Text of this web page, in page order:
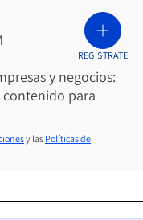
y negocios:
para
REGÍSTRATE
y las Políticas de